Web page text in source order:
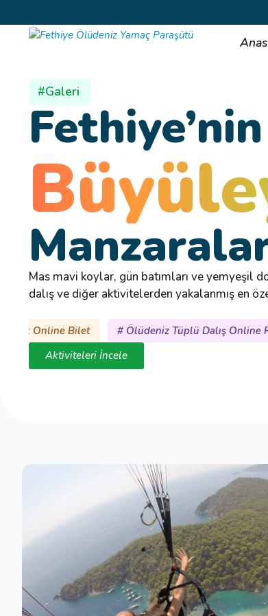
#Galeri
Fethiye’nin
Mas mavi koylar, gün batımları ve yemyeşil
dalış ve diğer aktivitelerden yakalanmış en
Tüplü Dalış Online Rezervasyon # Ölüdeniz
Aktiviteleri İncele